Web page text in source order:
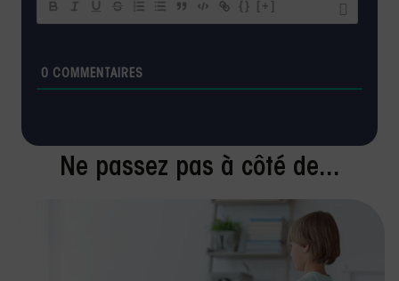
{} [+]
0 COMMENTAIRES
Ne passez pas à côté de...